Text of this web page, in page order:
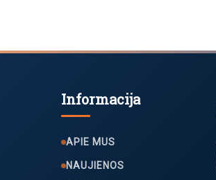
Informacija
APIE MUS
NAUJIENOS